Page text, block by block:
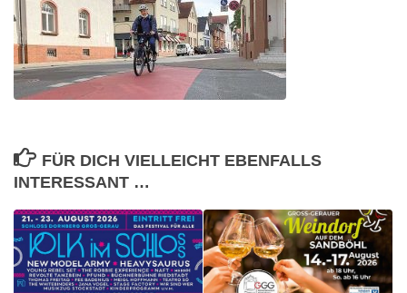
FÜR DICH VIELLEICHT EBENFALLS
INTERESSANT …